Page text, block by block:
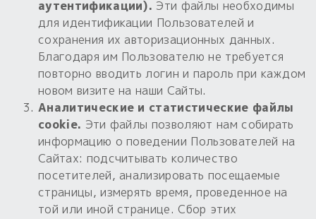
аутентификации). Эти файлы необходимы
для идентификации Пользователей и
сохранения их авторизационных данных.
Благодаря им Пользователю не требуется
повторно вводить логин и пароль при каждом
новом визите на наши Сайты.
Аналитические и статистические файлы
cookie. Эти файлы позволяют нам собирать
информацию о поведении Пользователей на
Сайтах: подсчитывать количество
посетителей, анализировать посещаемые
страницы, измерять время, проведенное на
той или иной странице. Сбор этих